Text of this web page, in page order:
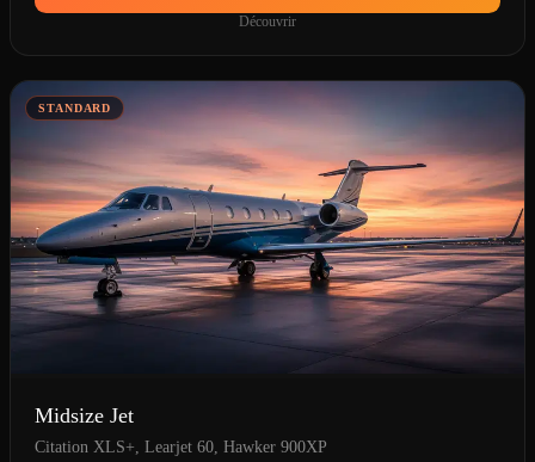
Découvrir
STANDARD
Midsize Jet
Citation XLS+, Learjet 60, Hawker 900XP